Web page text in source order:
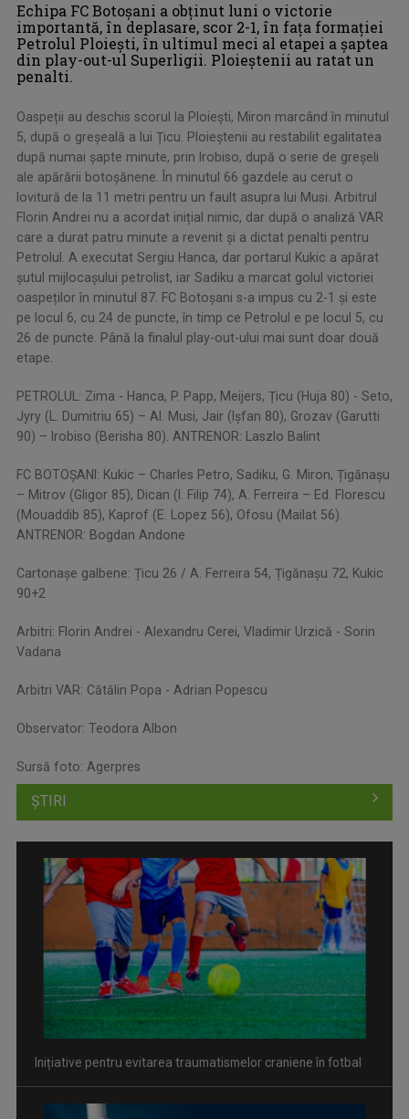
Echipa FC Botoșani a obținut luni o victorie
importantă, în deplasare, scor 2-1, în fața formației
Petrolul Ploiești, în ultimul meci al etapei a șaptea
din play-out-ul Superligii. Ploieștenii au ratat un
penalti.
Oaspeții au deschis scorul la Ploiești, Miron marcând în minutul
5, după o greșeală a lui Țicu. Ploieștenii au restabilit egalitatea
după numai șapte minute, prin Irobiso, după o serie de greșeli
ale apărării botoșănene. În minutul 66 gazdele au cerut o
lovitură de la 11 metri pentru un fault asupra lui Musi. Arbitrul
Florin Andrei nu a acordat inițial nimic, dar după o analiză VAR
care a durat patru minute a revenit și a dictat penalti pentru
Petrolul. A executat Sergiu Hanca, dar portarul Kukic a apărat
șutul mijlocașului petrolist, iar Sadiku a marcat golul victoriei
oaspeților în minutul 87. FC Botoșani s-a impus cu 2-1 și este
pe locul 6, cu 24 de puncte, în timp ce Petrolul e pe locul 5, cu
26 de puncte. Până la finalul play-out-ului mai sunt doar două
etape.
PETROLUL: Zima - Hanca, P. Papp, Meijers, Țicu (Huja 80) - Seto,
Jyry (L. Dumitriu 65) – Al. Musi, Jair (Ișfan 80), Grozav (Garutti
90) – Irobiso (Berisha 80). ANTRENOR: Laszlo Balint
FC BOTOȘANI: Kukic – Charles Petro, Sadiku, G. Miron, Țigănașu
– Mitrov (Gligor 85), Dican (I. Filip 74), A. Ferreira – Ed. Florescu
(Mouaddib 85), Kaprof (E. Lopez 56), Ofosu (Mailat 56).
ANTRENOR: Bogdan Andone
Cartonașe galbene: Țicu 26 / A. Ferreira 54, Țigănașu 72, Kukic
90+2
Arbitri: Florin Andrei - Alexandru Cerei, Vladimir Urzică - Sorin
Vadana
Arbitri VAR: Cătălin Popa - Adrian Popescu
Observator: Teodora Albon
Sursă foto: Agerpres
ȘTIRI
Inițiative pentru evitarea traumatismelor craniene în fotbal